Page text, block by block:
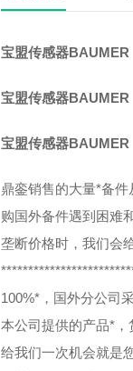
宝盟传感器
宝盟传感器
宝盟传感器
鼎銮销售的大量*备
购国外备件遇到困难
垄断价格时，我们会
100%*，国外分公司
本公司提供的产品*，
给我们一次机会就是